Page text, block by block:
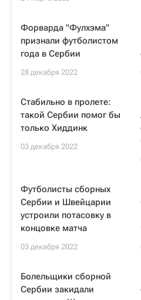
Форварда "Фулхэма"
признали футболистом
года в Сербии
28 декабря 2022
Стабильно в пролете:
такой Сербии помог бы
только Хиддинк
03 декабря 2022
Футболисты сборных
Сербии и Швейцарии
устроили потасовку в
концовке матча
03 декабря 2022
Болельщики сборной
Сербии закидали